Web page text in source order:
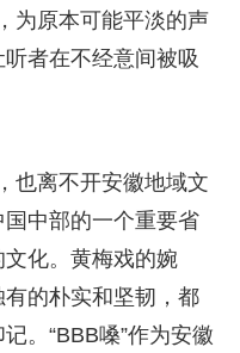
为原本可能平淡的声
者在不经意间被吸
也离不开安徽地域文
中部的一个重要省
化。黄梅戏的婉
的朴实和坚韧，都
。“BBB嗓”作为安徽